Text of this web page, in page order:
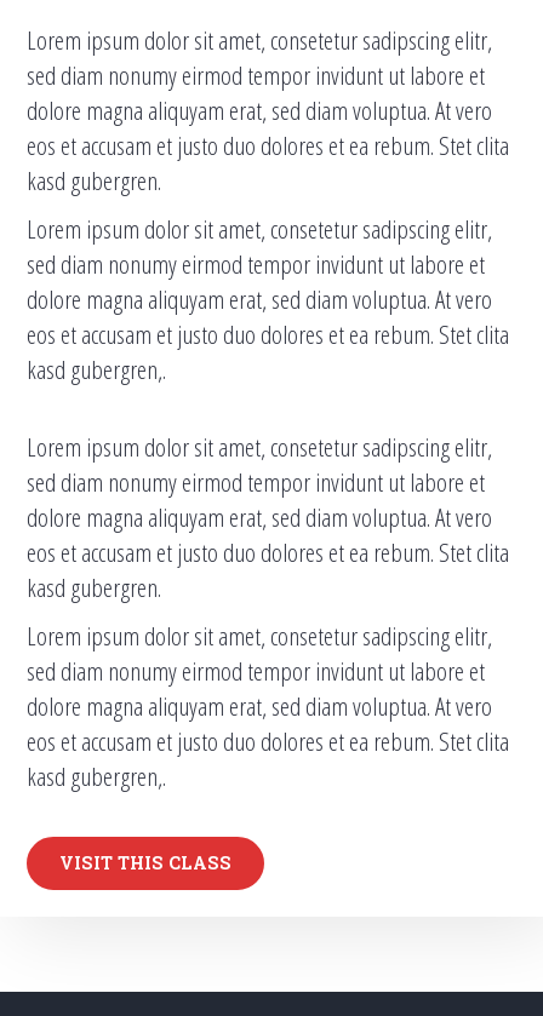
Lorem ipsum dolor sit amet, consetetur sadipscing elitr,
sed diam nonumy eirmod tempor invidunt ut labore et
dolore magna aliquyam erat, sed diam voluptua. At vero
eos et accusam et justo duo dolores et ea rebum. Stet clita
kasd gubergren.
Lorem ipsum dolor sit amet, consetetur sadipscing elitr,
sed diam nonumy eirmod tempor invidunt ut labore et
dolore magna aliquyam erat, sed diam voluptua. At vero
eos et accusam et justo duo dolores et ea rebum. Stet clita
kasd gubergren,.
Lorem ipsum dolor sit amet, consetetur sadipscing elitr,
sed diam nonumy eirmod tempor invidunt ut labore et
dolore magna aliquyam erat, sed diam voluptua. At vero
eos et accusam et justo duo dolores et ea rebum. Stet clita
kasd gubergren.
Lorem ipsum dolor sit amet, consetetur sadipscing elitr,
sed diam nonumy eirmod tempor invidunt ut labore et
dolore magna aliquyam erat, sed diam voluptua. At vero
eos et accusam et justo duo dolores et ea rebum. Stet clita
kasd gubergren,.
VISIT THIS CLASS